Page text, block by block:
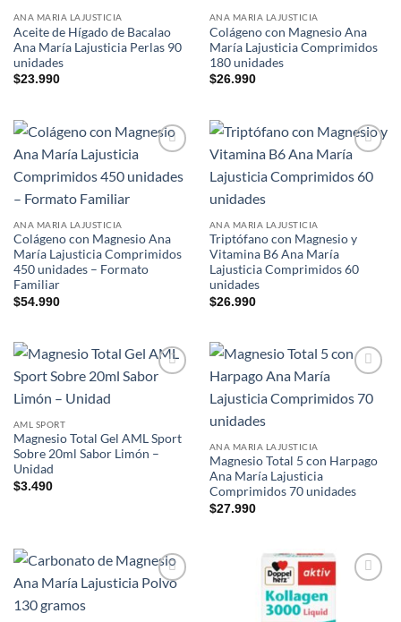
ANA MARIA LAJUSTICIA
Aceite de Hígado de Bacalao
Ana María Lajusticia Perlas 90
unidades
$23.990
ANA MARIA LAJUSTICIA
Colágeno con Magnesio Ana
María Lajusticia Comprimidos
180 unidades
$26.990
wishlist
ANA MARIA LAJUSTICIA
Colágeno con Magnesio Ana
María Lajusticia Comprimidos
450 unidades – Formato
Familiar
$54.990
wishlist
ANA MARIA LAJUSTICIA
Triptófano con Magnesio y
Vitamina B6 Ana María
Lajusticia Comprimidos 60
unidades
$26.990
AML SPORT
Magnesio Total Gel AML Sport
Sobre 20ml Sabor Limón –
Unidad
$3.490
wishlist
ANA MARIA LAJUSTICIA
Magnesio Total 5 con Harpago
Ana María Lajusticia
Comprimidos 70 unidades
$27.990